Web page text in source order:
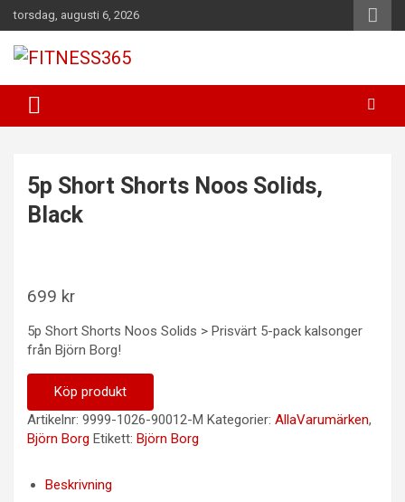
Hoppa
till
innehåll
torsdag, augusti 6, 2026
FITNESS365
5p Short Shorts Noos Solids,
Black
699 kr
5p Short Shorts Noos Solids > Prisvärt 5-pack kalsonger
från Björn Borg!
Köp produkt
Artikelnr: 9999-1026-90012-M Kategorier: AllaVarumärken,
Björn Borg Etikett: Björn Borg
Beskrivning